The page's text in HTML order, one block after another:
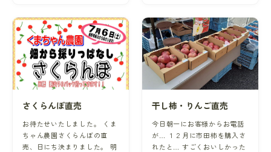
さくらんぼ直売
お待たせいたしました。 くま
ちゃん農園さくらんぼの直
売、日にち決まりました。 明
干し柿・りんご直売
今日朝一にお客様からお電話
が… １２月に市田柿を購入さ
れたと… すごくおいしかった